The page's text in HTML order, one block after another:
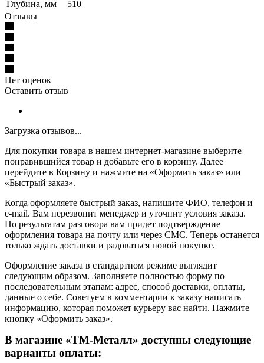
Глубина, мм
510
Отзывы
Нет оценок
Оставить отзыв
Загрузка отзывов...
Для покупки товара в нашем интернет-магазине выберите
понравившийся товар и добавьте его в корзину. Далее
перейдите в Корзину и нажмите на «Оформить заказ» или
«Быстрый заказ».
Когда оформляете быстрый заказ, напишите ФИО, телефон и
e-mail. Вам перезвонит менеджер и уточнит условия заказа.
По результатам разговора вам придет подтверждение
оформления товара на почту или через СМС. Теперь останется
только ждать доставки и радоваться новой покупке.
Оформление заказа в стандартном режиме выглядит
следующим образом. Заполняете полностью форму по
последовательным этапам: адрес, способ доставки, оплаты,
данные о себе. Советуем в комментарии к заказу написать
информацию, которая поможет курьеру вас найти. Нажмите
кнопку «Оформить заказ».
В магазине «ТМ-Металл» доступны следующие
варианты оплаты: